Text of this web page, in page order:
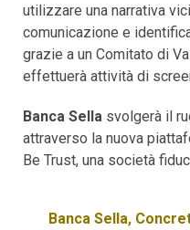
utilizzare una narrativa
comunicazione e
grazie a un Comitato di
effettuerà attività di
Banca Sella svolgerà il
attraverso la nuova
Be Trust, una società
Banca Sella,